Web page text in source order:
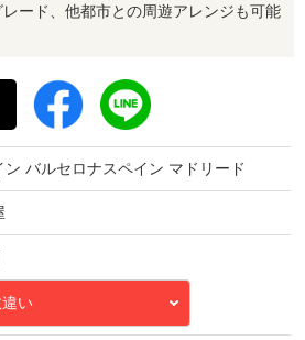
ード、他都市との周遊アレンジも可能
ン バルセロナスペイン マドリード
い